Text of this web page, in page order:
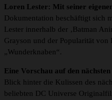
Loren Lester: Mit seiner
Dokumentation beschäftigt sich
Lester innerhalb der ‚Batman
Grayson und der Popularität von
„Wunderknaben“.
Eine Vorschau auf den nächsten
Blick hinter die Kulissen des
beliebten DC Universe